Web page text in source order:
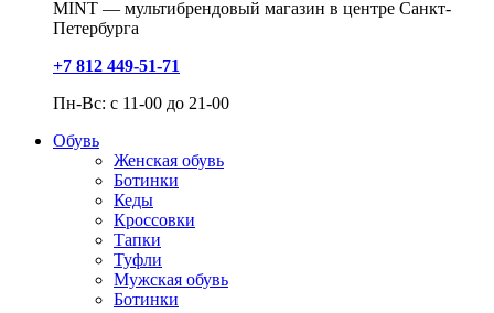
MINT — мультибрендовый магазин в центре Санкт-
Петербурга
+7 812 449-51-71
Пн-Вс: с 11-00 до 21-00
Обувь
Женская обувь
Ботинки
Кеды
Кроссовки
Тапки
Туфли
Мужская обувь
Ботинки